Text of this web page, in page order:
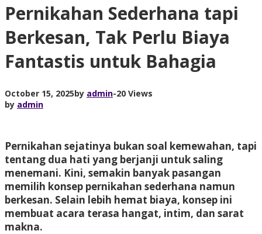
Pernikahan Sederhana tapi
Berkesan, Tak Perlu Biaya
Fantastis untuk Bahagia
October 15, 2025by admin-20 Views
by admin
Pernikahan sejatinya bukan soal kemewahan, tapi
tentang dua hati yang berjanji untuk saling
menemani. Kini, semakin banyak pasangan
memilih konsep pernikahan sederhana namun
berkesan. Selain lebih hemat biaya, konsep ini
membuat acara terasa hangat, intim, dan sarat
makna.